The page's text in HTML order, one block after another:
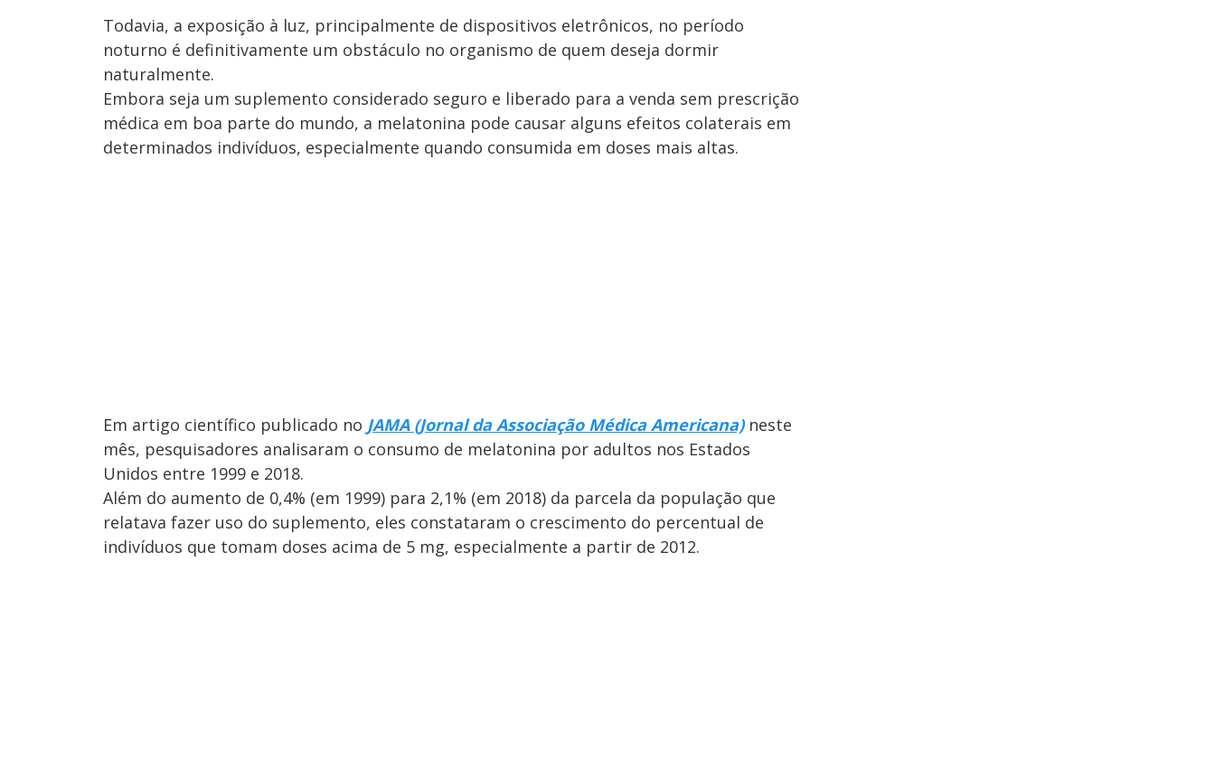
Todavia, a exposição à luz, principalmente de dispositivos eletrônicos, no período
noturno é definitivamente um obstáculo no organismo de quem deseja dormir
naturalmente.
Embora seja um suplemento considerado seguro e liberado para a venda sem prescrição
médica em boa parte do mundo, a melatonina pode causar alguns efeitos colaterais em
determinados indivíduos, especialmente quando consumida em doses mais altas.
Em artigo científico publicado no JAMA (Jornal da Associação Médica Americana)neste
mês, pesquisadores analisaram o consumo de melatonina por adultos nos Estados
Unidos entre 1999 e 2018.
Além do aumento de 0,4% (em 1999) para 2,1% (em 2018) da parcela da população que
relatava fazer uso do suplemento, eles constataram o crescimento do percentual de
indivíduos que tomam doses acima de 5 mg, especialmente a partir de 2012.